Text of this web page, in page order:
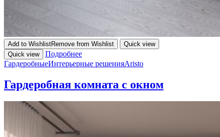
Add to WishlistRemove from Wishlist
Quick view
Quick view
Подробнее
ГардеробныеИнтерьерные решенияAristo
Гардеробная комната с окном